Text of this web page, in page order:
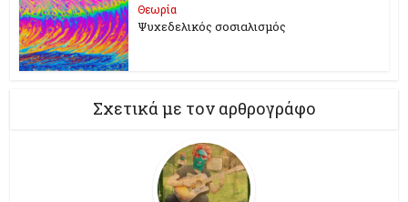
Θεωρία
Ψυχεδελικός σοσιαλισμός
Σχετικά με τον αρθρογράφο